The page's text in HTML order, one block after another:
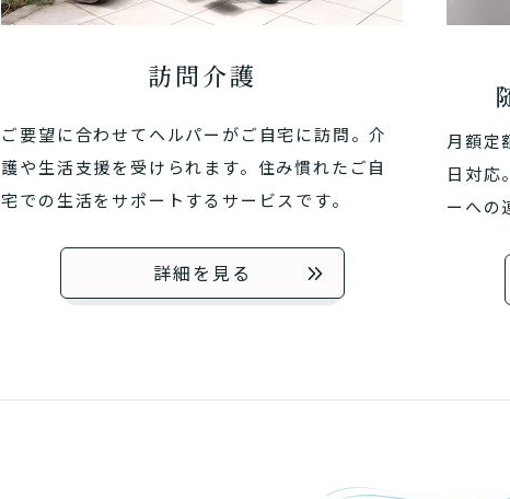
訪問介護
ご要望に合わせてヘルパーがご自宅に訪問。介
護や生活支援を受けられます。住み慣れたご自
宅での生活をサポートするサービスです。
詳細を見る
月額定
日対応
ーへの